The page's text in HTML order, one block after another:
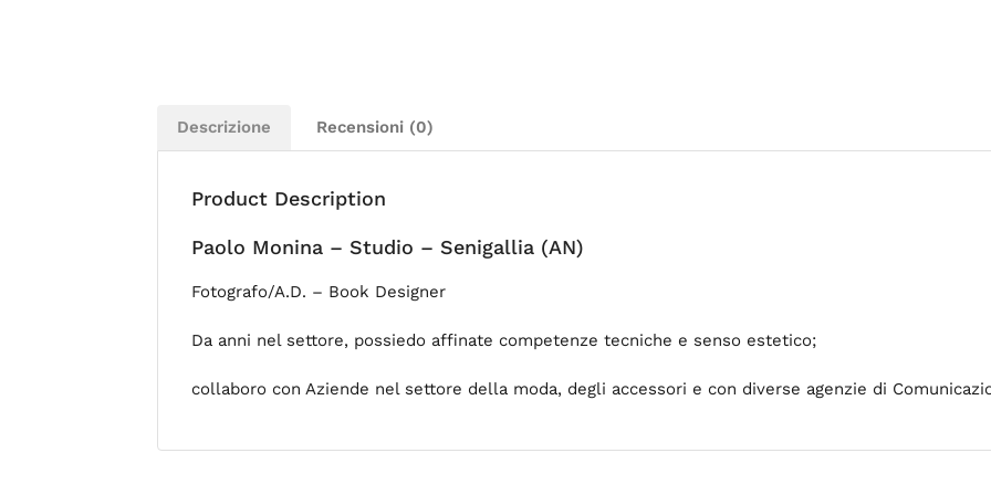
Descrizione Recensioni (0)
Product Description
Paolo Monina – Studio – Senigallia (AN)
Fotografo/A.D. – Book Designer
Da anni nel settore, possiedo affinate competenze tecniche e senso estetico;
collaboro con Aziende nel settore della moda, degli accessori e con diverse agenzie di